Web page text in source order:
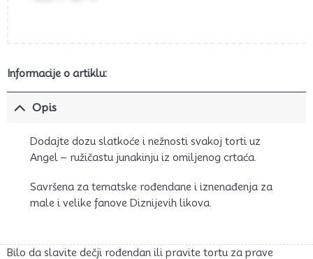
Informacije o artiklu:
Opis
Dodajte dozu slatkoće i nežnosti svakoj torti uz
Angel – ružičastu junakinju iz omiljenog crtaća.
Savršena za tematske rođendane i iznenađenja za
male i velike fanove Diznijevih likova.
Bilo da slavite dečji rođendan ili pravite tortu za prave